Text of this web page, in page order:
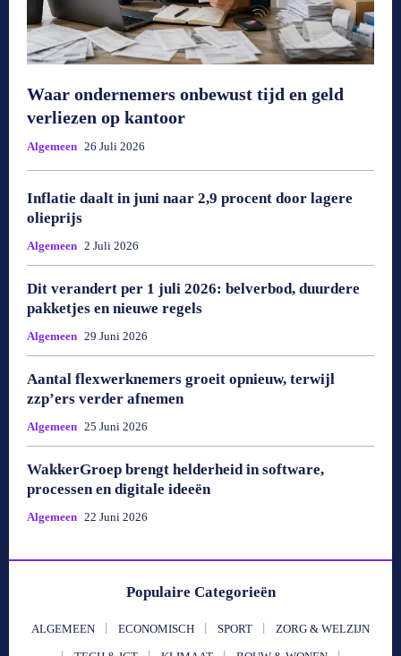
Waar ondernemers onbewust tijd en geld
verliezen op kantoor
Algemeen 26 Juli 2026
Inflatie daalt in juni naar 2,9 procent door lagere
olieprijs
Algemeen 2 Juli 2026
Dit verandert per 1 juli 2026: belverbod, duurdere
pakketjes en nieuwe regels
Algemeen 29 Juni 2026
Aantal flexwerknemers groeit opnieuw, terwijl
zzp’ers verder afnemen
Algemeen 25 Juni 2026
WakkerGroep brengt helderheid in software,
processen en digitale ideeën
Algemeen 22 Juni 2026
Populaire Categorieën
ALGEMEEN ECONOMISCH SPORT ZORG & WELZIJN